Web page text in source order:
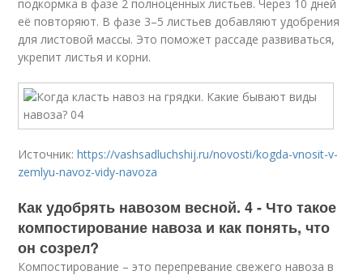
подкормка в фазе 2 полноценных листьев. Через 10 дней
её повторяют. В фазе 3–5 листьев добавляют удобрения
для листовой массы. Это поможет рассаде развиваться,
укрепит листья и корни.
Источник:https://vashsadluchshij.ru/novosti/kogda-vnosit-v-
zemlyu-navoz-vidy-navoza
Как удобрять навозом весной. 4 - Что такое
компостирование навоза и как понять, что
он созрел?
Компостирование – это перепревание свежего навоза в